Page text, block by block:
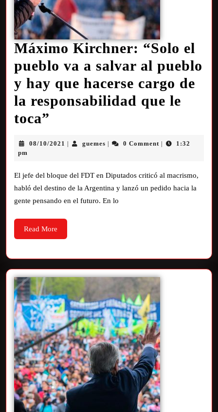
Máximo Kirchner: “Solo el
pueblo va a salvar al pueblo
y hay que hacerse cargo de
la responsabilidad que le
toca”
08/10/2021 guemes 0 Comment
1:32
pm
El jefe del bloque del FDT en Diputados criticó al macrismo,
habló del destino de la Argentina y lanzó un pedido hacia la
gente pensando en el futuro. En lo
Read More